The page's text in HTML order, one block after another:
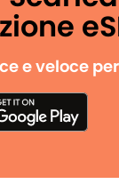
e veloce